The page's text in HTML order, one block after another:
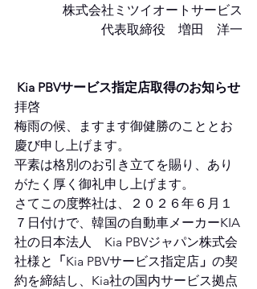
株式会社ミツイオートサービス
代表取締役　増田　洋一
Kia PBVサービス指定店取得のお知らせ
拝啓
梅雨の候、ますます御健勝のこととお
慶び申し上げます。
平素は格別のお引き立てを賜り、あり
がたく厚く御礼申し上げます。
さてこの度弊社は、２０２６年６月１
７日付けで、韓国の自動車メーカーKIA
社の日本法人　Kia PBVジャパン株式会
社様と
「Kia PBVサービス指定店 」 の契
約を締結し、Kia社の国内サービス拠点